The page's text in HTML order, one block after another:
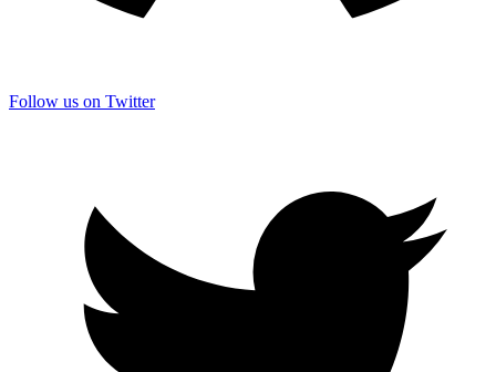
Follow us on Twitter